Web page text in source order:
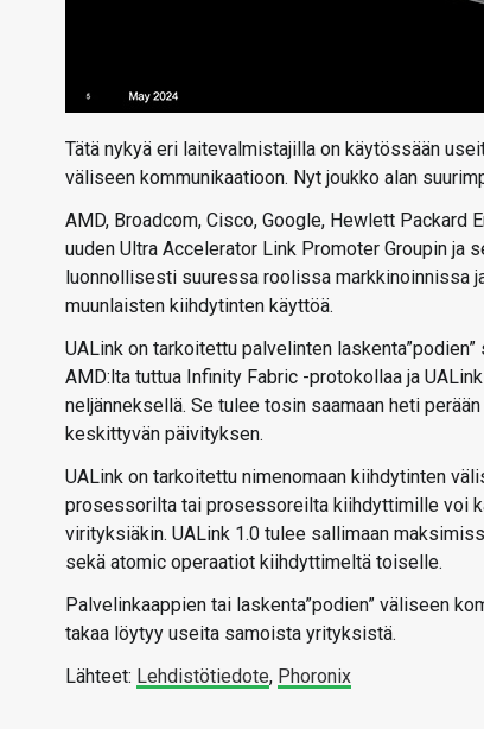
Tätä nykyä eri laitevalmistajilla on käytössään
väliseen kommunikaatioon. Nyt joukko alan
AMD, Broadcom, Cisco, Google, Hewlett
uuden Ultra Accelerator Link Promoter Groupin ja
luonnollisesti suuressa roolissa markkinoinnissa
muunlaisten kiihdytinten käyttöä.
UALink on tarkoitettu palvelinten
AMD:lta tuttua Infinity Fabric -protokollaa ja
neljänneksellä. Se tulee tosin saamaan heti
keskittyvän päivityksen.
UALink on tarkoitettu nimenomaan kiihdytinten
prosessorilta tai prosessoreilta kiihdyttimille voi
virityksiäkin. UALink 1.0 tulee sallimaan
sekä atomic operaatiot kiihdyttimeltä toiselle.
Palvelinkaappien tai laskenta”podien” väliseen
takaa löytyy useita samoista yrityksistä.
Lähteet: Lehdistötiedote, Phoronix